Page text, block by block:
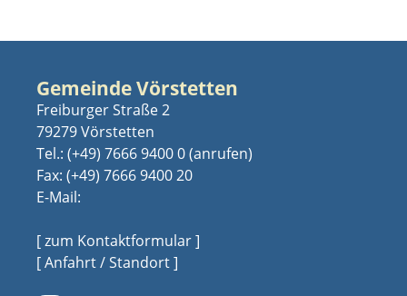
Gemeinde Vörstetten
Freiburger Straße 2
79279 Vörstetten
Tel.: (+49) 7666 9400 0
Fax: (+49) 7666 9400 20
E-Mail:
[ zum Kontaktformular ]
[ Anfahrt / Standort ]